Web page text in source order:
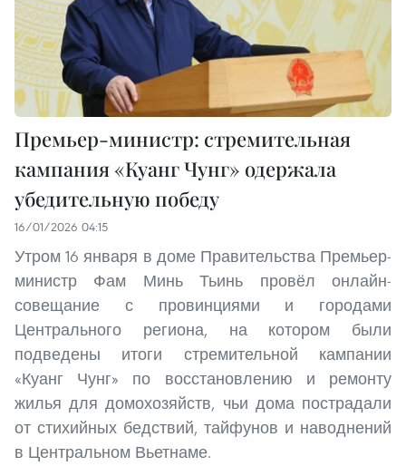
Премьер-министр: стремительная
кампания «Куанг Чунг» одержала
убедительную победу
16/01/2026 04:15
Утром 16 января в доме Правительства Премьер-
министр Фам Минь Тьинь провёл онлайн-
совещание с провинциями и городами
Центрального региона, на котором были
подведены итоги стремительной кампании
«Куанг Чунг» по восстановлению и ремонту
жилья для домохозяйств, чьи дома пострадали
от стихийных бедствий, тайфунов и наводнений
в Центральном Вьетнаме.